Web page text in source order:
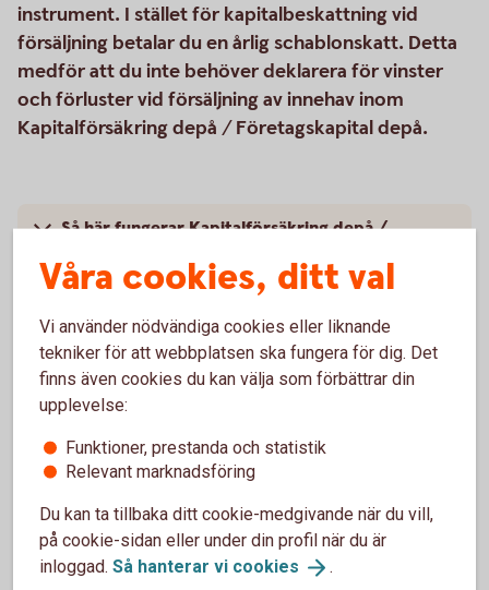
instrument. I stället för kapitalbeskattning vid
försäljning betalar du en årlig schablonskatt. Detta
medför att du inte behöver deklarera för vinster
och förluster vid försäljning av innehav inom
Kapitalförsäkring depå / Företagskapital depå.
Så här fungerar Kapitalförsäkring depå /
Vanliga frågor och svar
Måste man deklarera affärerna?
Finns det någon minimigräns?
Våra cookies, ditt val
Vi använder nödvändiga cookies eller liknande
tekniker för att webbplatsen ska fungera för dig. Det
finns även cookies du kan välja som förbättrar din
upplevelse:
Funktioner, prestanda och statistik
Relevant marknadsföring
Du kan ta tillbaka ditt cookie-medgivande när du vill,
på cookie-sidan eller under din profil när du är
inloggad. Så hanterar vi cookies .